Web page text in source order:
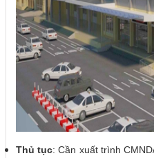
Thủ tục: Cần xuất trình